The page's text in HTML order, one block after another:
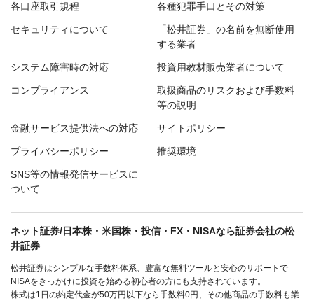
各口座取引規程 各種犯罪手口とその対策
セキュリティについて
「松井証券」の名前を無断使用
する業者
システム障害時の対応 投資用教材販売業者について
コンプライアンス
取扱商品のリスクおよび手数料
等の説明
金融サービス提供法への対応 サイトポリシー
プライバシーポリシー 推奨環境
SNS等の情報発信サービスに
ついて
ネット証券/日本株・米国株・投信・FX・NISAなら証券会社の松
井証券
松井証券はシンプルな手数料体系、豊富な無料ツールと安心のサポートで
NISAをきっかけに投資を始める初心者の方にも支持されています。
株式は1日の約定代金が50万円以下なら手数料0円、その他商品の手数料も業